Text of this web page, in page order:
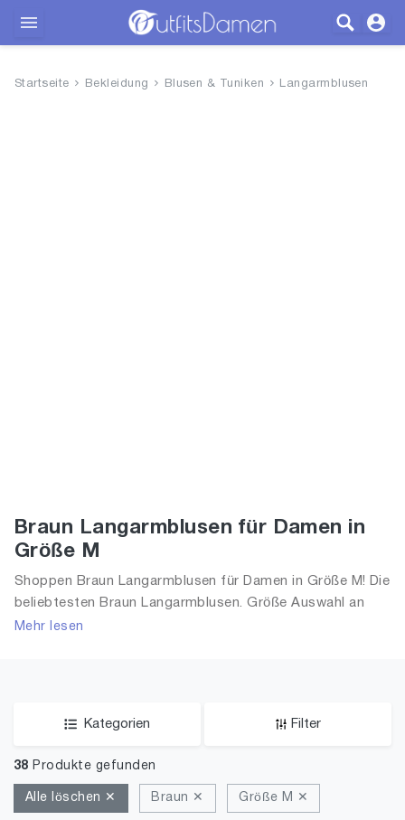
Startseite Bekleidung Blusen & Tuniken Langarmblusen
Braun Langarmblusen für Damen in
Größe M
Shoppen Braun Langarmblusen für Damen in Größe M! Die
beliebtesten Braun Langarmblusen. Größe Auswahl an
Braun Langarmblusen in Größe M und alle Trends aus
Mehr lesen
Kategorien Filter
38 Produkte gefunden
Alle löschen ✕ Braun ✕ Größe M ✕